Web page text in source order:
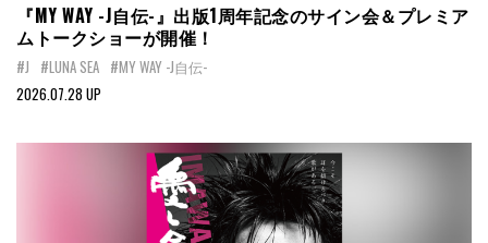
『MY WAY -J自伝-』出版1周年記念のサイン会＆プレミア
ムトークショーが開催！
#J #LUNA SEA #MY WAY -J自伝-
2026.07.28 UP